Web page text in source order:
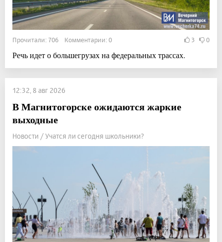
Прочитали: 706 Комментарии: 0 3 0
Речь идет о большегрузах на федеральных трассах.
12:32, 8 авг 2026
В Магнитогорске ожидаются жаркие
выходные
Новости / Учатся ли сегодня школьники?